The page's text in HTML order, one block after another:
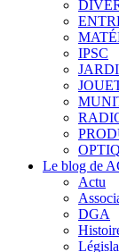
IPSC
Le blog de
Actu
DGA